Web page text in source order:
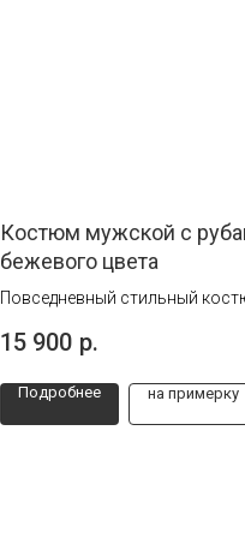
Костюм мужской с
бежевого цвета
Повседневный стильный
В составе хлопок и лён
15 900 р.
Подробнее на примерку